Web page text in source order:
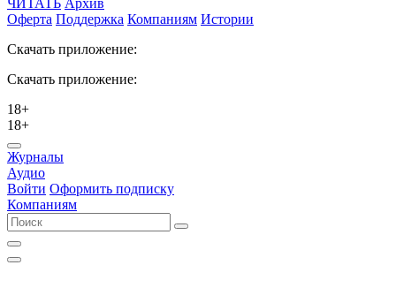
Оферта Поддержка Компаниям Истории
Скачать приложение:
Скачать приложение:
18+
18+
Журналы
Аудио
Войти Оформить подписку
Компаниям